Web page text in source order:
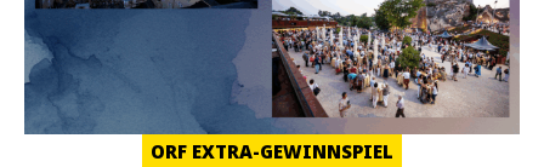
ORF EXTRA-GEWINNSPIEL